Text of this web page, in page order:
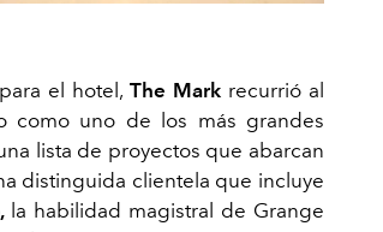
el hotel, The Markrecurrió al
como uno de los más grandes
lista de proyectos que abarcan
distinguida clientela que incluye
la habilidad magistral de Grange